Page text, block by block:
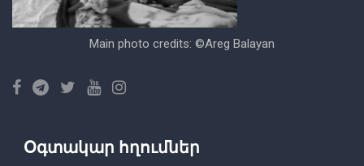
Main photo credits: ©Areg Balayan
Օգտակար հղումներ